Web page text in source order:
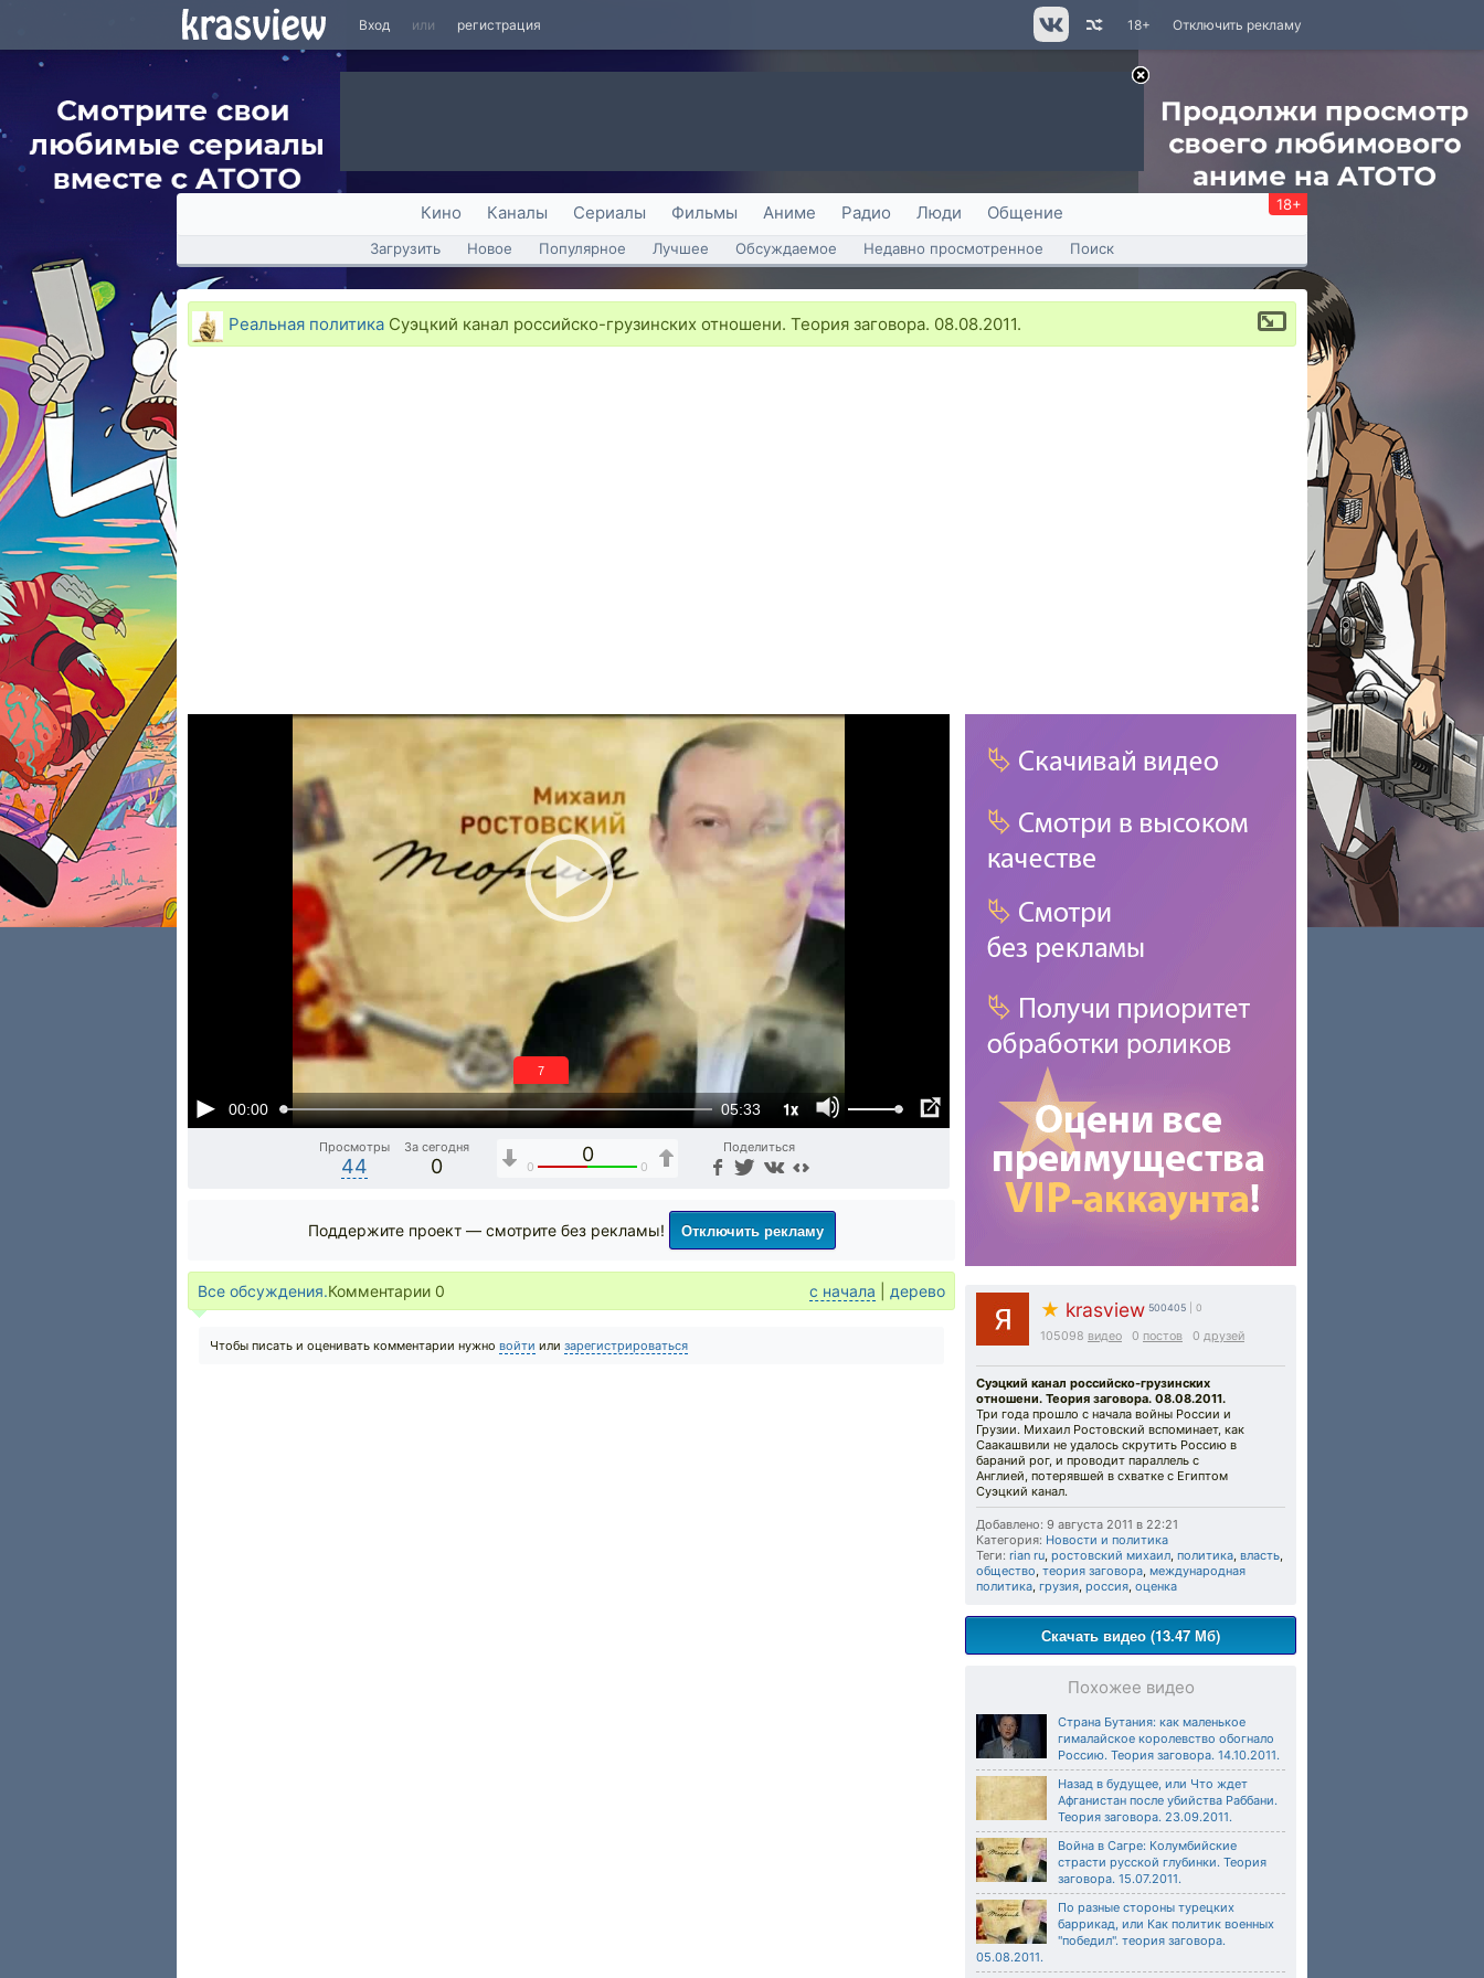
Вход или регистрация Отключить рекламу
18+
Кино Каналы Сериалы Фильмы Аниме Радио Люди Общение 18+
Загрузить Новое Популярное Лучшее Обсуждаемое Недавно просмотренное Поиск
Реальная политика Суэцкий канал российско-грузинских отношени. Теория заговора. 08.08.2011.
00:00 05:33 1x
6
Просмотры
44
За сегодня
0
0
0 0
Поделиться
★ krasview 500405 | 0
105098 видео 0 постов 0 друзей
Суэцкий канал российско-грузинских
отношени. Теория заговора. 08.08.2011.
Три года прошло с начала войны России и
Грузии. Михаил Ростовский вспоминает, как
Саакашвили не удалось скрутить Россию в
бараний рог, и проводит параллель с
Англией, потерявшей в схватке с Египтом
Суэцкий канал.
Добавлено: 9 августа 2011 в 22:21
Категория: Новости и политика
Теги: rian ru, ростовский михаил, политика, власть,
общество, теория заговора, международная
политика, грузия, россия, оценка
Скачать видео (13.47 Мб)
Похожее видео
Страна Бутания: как маленькое
гималайское королевство обогнало
Россию. Теория заговора. 14.10.2011.
Назад в будущее, или Что ждет
Афганистан после убийства Раббани.
Теория заговора. 23.09.2011.
Война в Сагре: Колумбийские
страсти русской глубинки. Теория
заговора. 15.07.2011.
По разные стороны турецких
баррикад, или Как политик военных
"победил". теория заговора.
05.08.2011.
Поддержите проект — смотрите без рекламы! Отключить рекламу
Все обсуждения.Комментарии 0 с начала дерево
Чтобы писать и оценивать комментарии нужно войти или зарегистрироваться